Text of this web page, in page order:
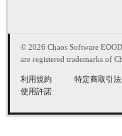
© 2026 Chaos Software
are registered trademarks of
利用規約 特定商取引
使用許諾